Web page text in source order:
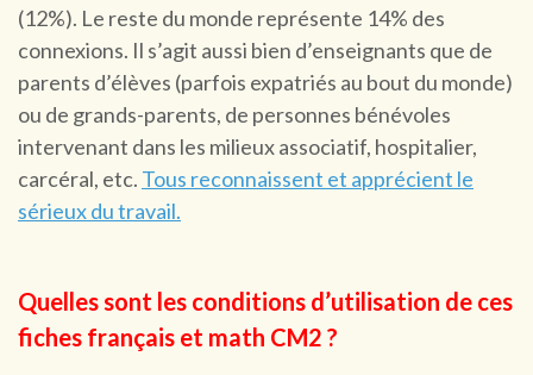
(12%). Le reste du monde représente 14% des
connexions. Il s’agit aussi bien d’enseignants que de
parents d’élèves (parfois expatriés au bout du monde)
ou de grands-parents, de personnes bénévoles
intervenant dans les milieux associatif, hospitalier,
carcéral, etc. Tous reconnaissent et apprécient le
sérieux du travail.
Quelles sont les conditions d’utilisation de ces
fiches français et math CM2 ?